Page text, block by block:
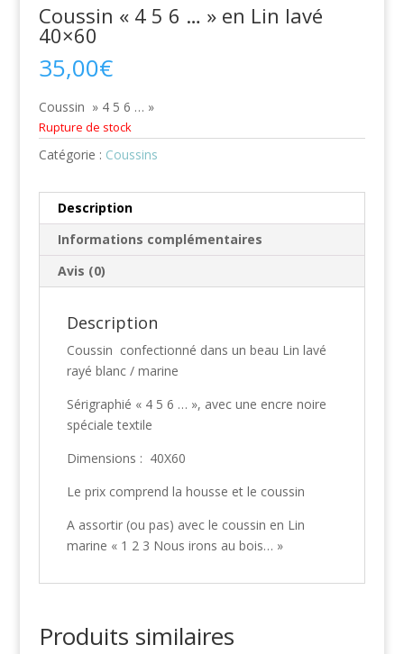
Coussin « 4 5 6 … » en Lin lavé
40×60
35,00€
Coussin » 4 5 6 … »
Rupture de stock
Catégorie : Coussins
Description
Informations complémentaires
Avis (0)
Description
Coussin confectionné dans un beau Lin lavé
rayé blanc / marine
Sérigraphié « 4 5 6 … », avec une encre noire
spéciale textile
Dimensions : 40X60
Le prix comprend la housse et le coussin
A assortir (ou pas) avec le coussin en Lin
marine « 1 2 3 Nous irons au bois… »
Produits similaires